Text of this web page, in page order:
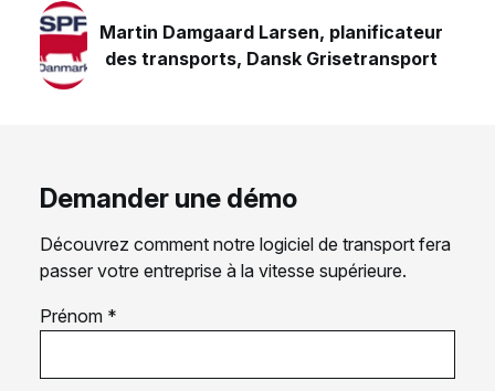
Martin Damgaard Larsen, planificateur
des transports, Dansk Grisetransport